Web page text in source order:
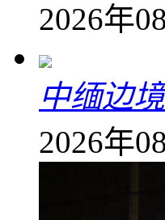
2026年
中缅边
2026年